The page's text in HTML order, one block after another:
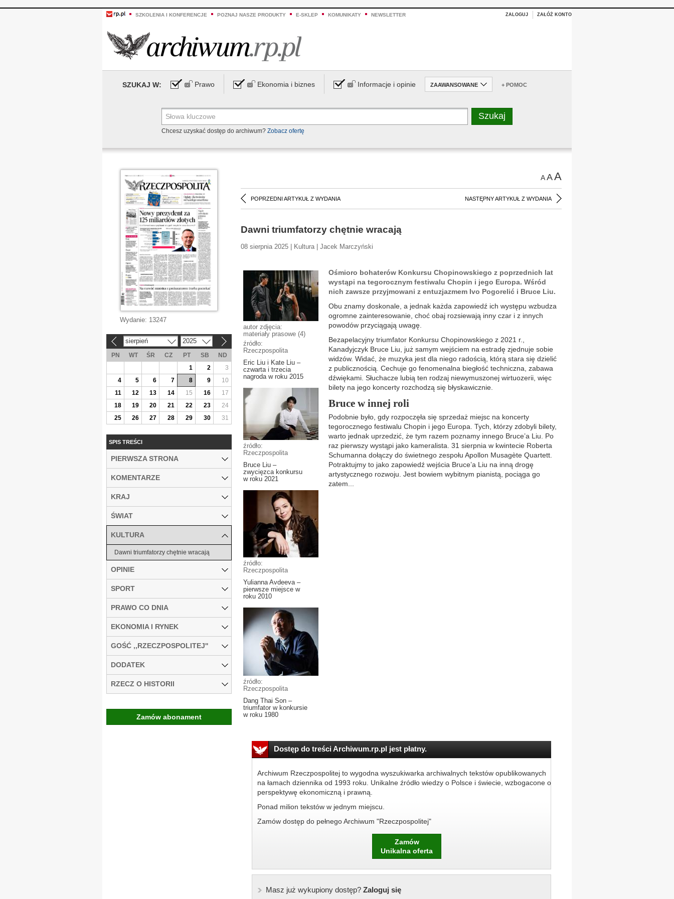
SZKOLENIA I KONFERENCJE POZNAJ NASZE PRODUKTY E-SKLEP KOMUNIKATY NEWSLETTER ZALOGUJ ZAŁÓŻ KONTO
SZUKAJ W: Prawo Ekonomia i biznes Informacje i opinie ZAAWANSOWANE + POMOC
Chcesz uzyskać dostęp do archiwum? Zobacz ofertę
AAA
POPRZEDNI ARTYKUŁ Z WYDANIA NASTĘPNY ARTYKUŁ Z WYDANIA
Dawni triumfatorzy chętnie wracają
08 sierpnia 2025 | Kultura | Jacek Marczyński
autor zdjęcia:
materiały prasowe (4)
źródło:
Rzeczpospolita
Eric Liu i Kate Liu –
czwarta i trzecia
nagroda w roku 2015
źródło:
Rzeczpospolita
Bruce Liu –
zwycięzca konkursu
w roku 2021
źródło:
Rzeczpospolita
Yulianna Avdeeva –
pierwsze miejsce w
roku 2010
źródło:
Rzeczpospolita
Dang Thai Son –
triumfator w konkursie
w roku 1980
Ośmioro bohaterów Konkursu Chopinowskiego z poprzednich lat
wystąpi na tegorocznym festiwalu Chopin i jego Europa. Wśród
nich zawsze przyjmowani z entuzjazmem Ivo Pogorelić i Bruce Liu.
Obu znamy doskonale, a jednak każda zapowiedź ich występu wzbudza
ogromne zainteresowanie, choć obaj rozsiewają inny czar i z innych
powodów przyciągają uwagę.
Bezapelacyjny triumfator Konkursu Chopinowskiego z 2021 r.,
Kanadyjczyk Bruce Liu, już samym wejściem na estradę zjednuje sobie
widzów. Widać, że muzyka jest dla niego radością, którą stara się dzielić
z publicznością. Cechuje go fenomenalna biegłość techniczna, zabawa
dźwiękami. Słuchacze lubią ten rodzaj niewymuszonej wirtuozerii, więc
bilety na jego koncerty rozchodzą się błyskawicznie.
Bruce w innej roli
Podobnie było, gdy rozpoczęła się sprzedaż miejsc na koncerty
tegorocznego festiwalu Chopin i jego Europa. Tych, którzy zdobyli bilety,
warto jednak uprzedzić, że tym razem poznamy innego Bruce’a Liu. Po
raz pierwszy wystąpi jako kameralista. 31 sierpnia w kwintecie Roberta
Schumanna dołączy do świetnego zespołu Apollon Musagète Quartett.
Potraktujmy to jako zapowiedź wejścia Bruce’a Liu na inną drogę
artystycznego rozwoju. Jest bowiem wybitnym pianistą, pociąga go
zatem...
Dostęp do treści Archiwum.rp.pl jest płatny.
Archiwum Rzeczpospolitej to wygodna wyszukiwarka archiwalnych tekstów opublikowanych
na łamach dziennika od 1993 roku. Unikalne źródło wiedzy o Polsce i świecie, wzbogacone o
perspektywę ekonomiczną i prawną.
Ponad milion tekstów w jednym miejscu.
Zamów dostęp do pełnego Archiwum "Rzeczpospolitej"
Zamów
Unikalna oferta
Masz już wykupiony dostęp?Zaloguj się
Wydanie: 13247
sierpień 2025
PN WT ŚR CZ PT SB
ND
1
2
3
4
5 6 7 8 9
10
11
12 13 14 15 16
17
18
19 20 21 22 23
24
25
26 27 28 29 30 31
SPIS TREŚCI
PIERWSZA STRONA
KOMENTARZE
KRAJ
ŚWIAT
KULTURA
Dawni triumfatorzy chętnie wracają
OPINIE
SPORT
PRAWO CO DNIA
EKONOMIA I RYNEK
GOŚĆ ,,RZECZPOSPOLITEJ''
DODATEK
RZECZ O HISTORII
Zamów abonament